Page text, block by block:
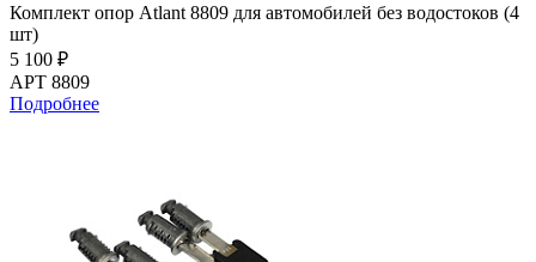
Комплект опор Atlant 8809 для автомобилей без водостоков (4
шт)
5 100 ₽
АРТ 8809
Подробнее